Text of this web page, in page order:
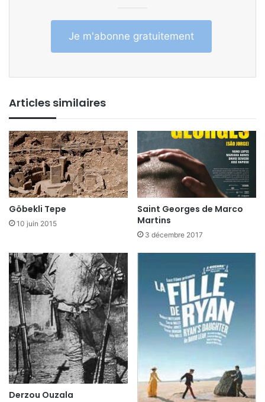
Je m'abonne gratuitement
Articles similaires
Göbekli Tepe
10 juin 2015
Saint Georges de Marco
Martins
3 décembre 2017
Derzou Ouzala